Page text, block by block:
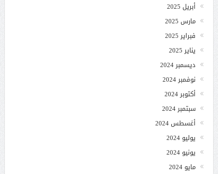
أبريل 2025
مارس 2025
فبراير 2025
يناير 2025
ديسمبر 2024
نوفمبر 2024
أكتوبر 2024
سبتمبر 2024
أغسطس 2024
يوليو 2024
يونيو 2024
مايو 2024